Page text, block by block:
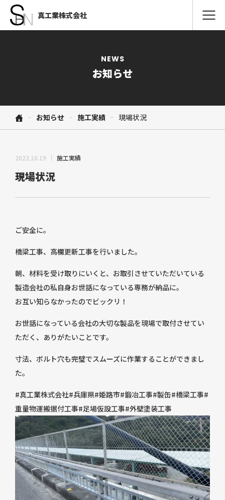
取扱製品
納品までの流れ
お知らせ
お問い合わせ
ご相談・お見積り
NEWS
お知らせ
- お知らせ - 施工実績 - 現場状況
2022.10.19 施工実績
現場状況
ご安全に。
橋梁工事、高欄更新工事を行いました。
朝、材料を受け取りにいくと、お取引させていただいている
製造会社の私自身お世話になっている専務が納品に。
お互い知らなかったのでビックリ！
お世話になっている会社の大切な製品を現場で取付させてい
ただく、ありがたいことです。
寸法、ボルト穴も完璧でスムーズに作業することができまし
た。
#真工業株式会社#兵庫県#姫路市#鍛冶工事#製缶#橋梁工事#
重量物運搬据付工事#足場仮設工事#外壁塗装工事